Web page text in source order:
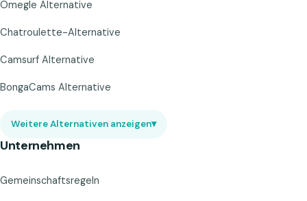
Omegle Alternative
Chatroulette-Alternative
Camsurf Alternative
BongaCams Alternative
Weitere Alternativen anzeigen▾
Unternehmen
Gemeinschaftsregeln